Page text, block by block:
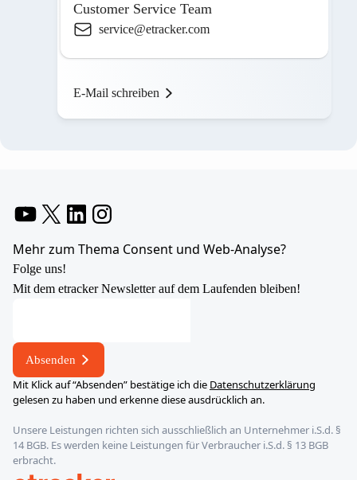
Customer Service Team
service@etracker.com
E-Mail schreiben
Mehr zum Thema Consent und Web-Analyse?
Folge uns!
Mit dem etracker Newsletter auf dem Laufenden bleiben!
Absenden
Mit Klick auf “Absenden” bestätige ich die Datenschutzerklärung
gelesen zu haben und erkenne diese ausdrücklich an.
Unsere Leistungen richten sich ausschließlich an Unternehmer i.S.d. §
14 BGB. Es werden keine Leistungen für Verbraucher i.S.d. § 13 BGB
erbracht.